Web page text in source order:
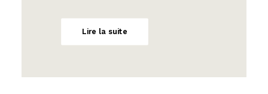
Lire la suite